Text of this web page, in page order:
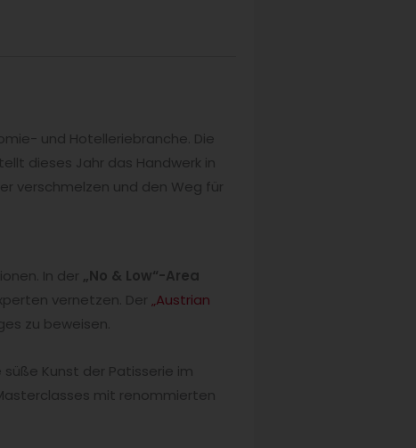
und Hotelleriebranche. Die
dieses Jahr das Handwerk in
verschmelzen und den Weg für
In der „No & Low“-Area
vernetzen. Der „Austrian
zu beweisen.
süße Kunst der Patisserie im
mit renommierten